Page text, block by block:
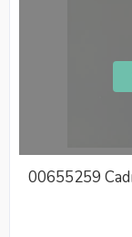
00655259